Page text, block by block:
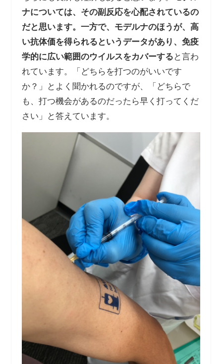
ナについては、その副反応を心配されているの
だと思います。一方で、モデルナのほうが、高
い抗体価を得られるというデータがあり、免疫
学的に広い範囲のウイルスをカバーする と言わ
れています。「どちらを打つのがいいです
か？」とよく聞かれるのですが、「どちらで
も、打つ機会があるのだったら早く打ってくだ
さい」と答えています。